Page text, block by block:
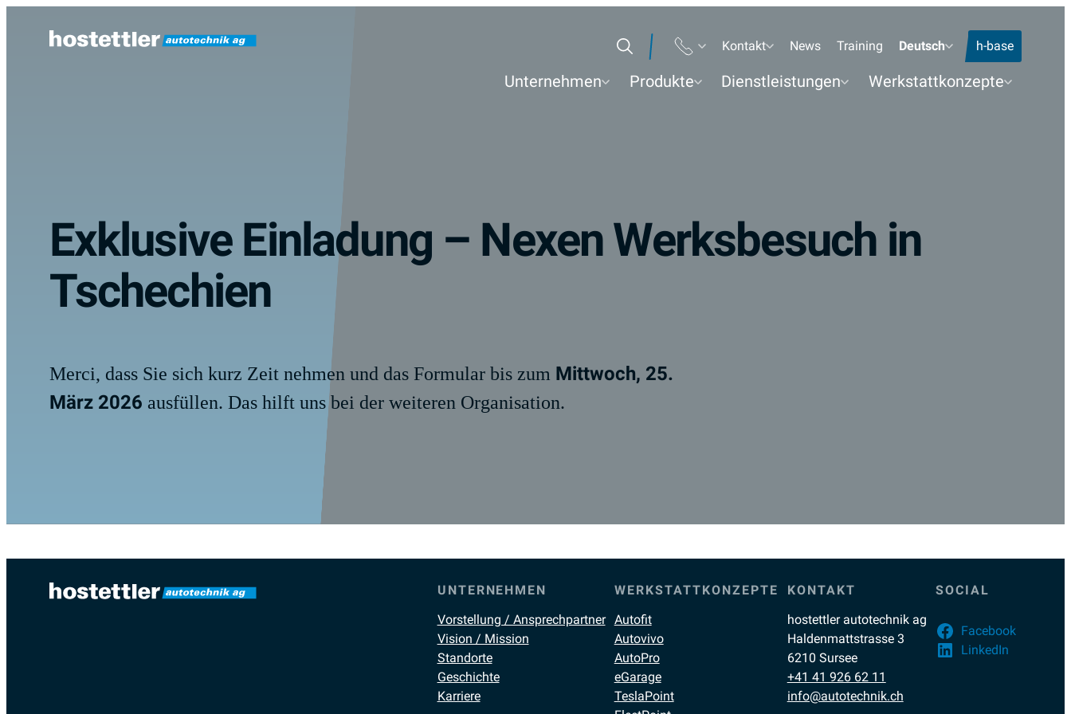
Suchen
Standorte Telefon
Kontakt News Training Deutsch h-base
Unternehmen Produkte Dienstleistungen Werkstattkonzepte
Exklusive Einladung – Nexen Werksbesuch in
Tschechien
Merci, dass Sie sich kurz Zeit nehmen und das Formular bis zum Mittwoch, 25.
März 2026 ausfüllen. Das hilft uns bei der weiteren Organisation.
UNTERNEHMEN
Vorstellung / Ansprechpartner
Vision / Mission
Standorte
Geschichte
Karriere
WERKSTATTKONZEPTE
Autofit
Autovivo
AutoPro
eGarage
TeslaPoint
KONTAKT
hostettler autotechnik ag
Haldenmattstrasse 3
6210 Sursee
+41 41 926 62 11
info@autotechnik.ch
SOCIAL
Facebook
LinkedIn